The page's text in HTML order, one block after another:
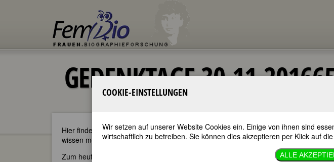
GEDENKTAGE
Hier finden Sie - im täglichen Wechsel - die aktuellen Gedenktage bedeutender
wissen möchten oder sich über kommende Gedenktage informieren wollen,
Zum heutigen Datum passen 42
COOKIE-EINSTELLUNGEN
Wir setzen auf unserer Website Cookies ein. Einige von ihnen sind
wirtschaftlich zu betreiben. Sie können dies akzeptieren per Klick auf
ALLE